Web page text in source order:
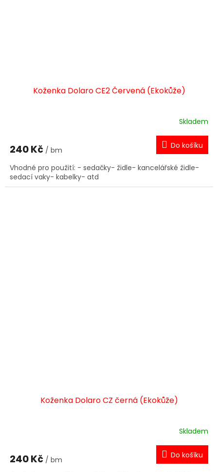
Koženka Dolaro CE2 Červená (Ekokůže)
Skladem
240 Kč / bm Do košíku
Vhodné pro použití: - sedačky- židle- kancelářské židle-
sedací vaky- kabelky- atd
Koženka Dolaro CZ černá (Ekokůže)
Skladem
240 Kč / bm Do košíku